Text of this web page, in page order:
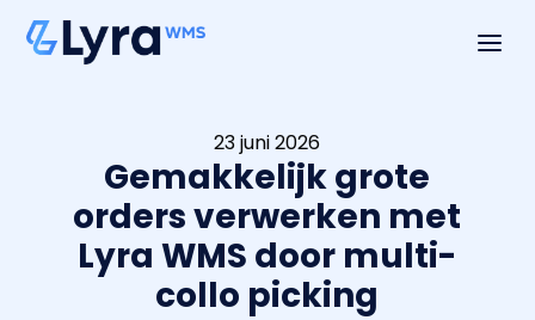
a
23 juni 2026
Gemakkelijk grote
orders verwerken met
Lyra WMS door multi-
collo picking